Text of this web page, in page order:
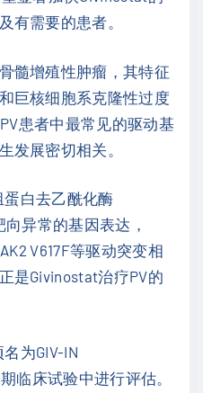
有需要的患者。
髓增殖性肿瘤，其特征
巨核细胞系克隆性过度
患者中最常见的驱动基
发展密切相关。
白去乙酰化酶
向异常的基因表达，
V617F等驱动突变相
是Givinostat治疗PV的
为GIV-IN
临床试验中进行评估。